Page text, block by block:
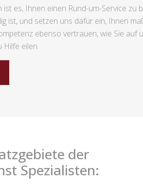
ist es, Ihnen einen Rund-um-Service
ist, und setzen uns dafür ein, Ihnen
ebenso vertrauen, wie Sie
Hilfe eilen.
der
Spezialisten: